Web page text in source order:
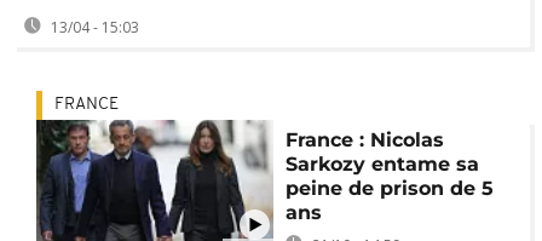
13/04 - 15:03
FRANCE
France : Nicolas
Sarkozy entame sa
peine de prison de 5
ans